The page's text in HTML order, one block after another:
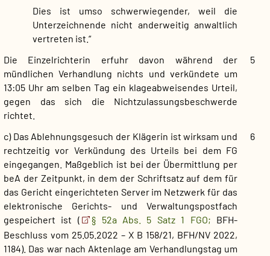
Dies ist umso schwerwiegender, weil die
Unterzeichnende nicht anderweitig anwaltlich
vertreten ist.“
5
Die Einzelrichterin erfuhr davon während der
mündlichen Verhandlung nichts und verkündete um
13:05 Uhr am selben Tag ein klageabweisendes Urteil,
gegen das sich die Nichtzulassungsbeschwerde
richtet.
6
c) Das Ablehnungsgesuch der Klägerin ist wirksam und
rechtzeitig vor Verkündung des Urteils bei dem FG
eingegangen. Maßgeblich ist bei der Übermittlung per
beA der Zeitpunkt, in dem der Schriftsatz auf dem für
das Gericht eingerichteten Server im Netzwerk für das
elektronische Gerichts- und Verwaltungspostfach
gespeichert ist (
§ 52a Abs. 5 Satz 1 FGO; BFH-
Beschluss vom 25.05.2022 – X B 158/21, BFH/NV 2022,
1184). Das war nach Aktenlage am Verhandlungstag um